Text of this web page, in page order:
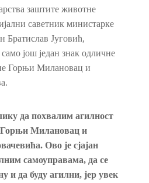
заштите животне
саветник министарке
Братислав Југовић,
још један знак одличне
Горњи Милановац и
да похвалим агилност
Горњи Милановац и
Ово је сјајан
самоуправама, да се
и да буду агилни, јер увек